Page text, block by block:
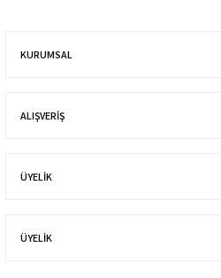
KURUMSAL
ALIŞVERIŞ
ÜYELİK
ÜYELİK